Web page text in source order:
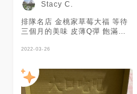
Stacy C.
排隊名店 金桃家草莓大福 等待
三個月的美味 皮薄Q彈 飽滿內
2022-03-26